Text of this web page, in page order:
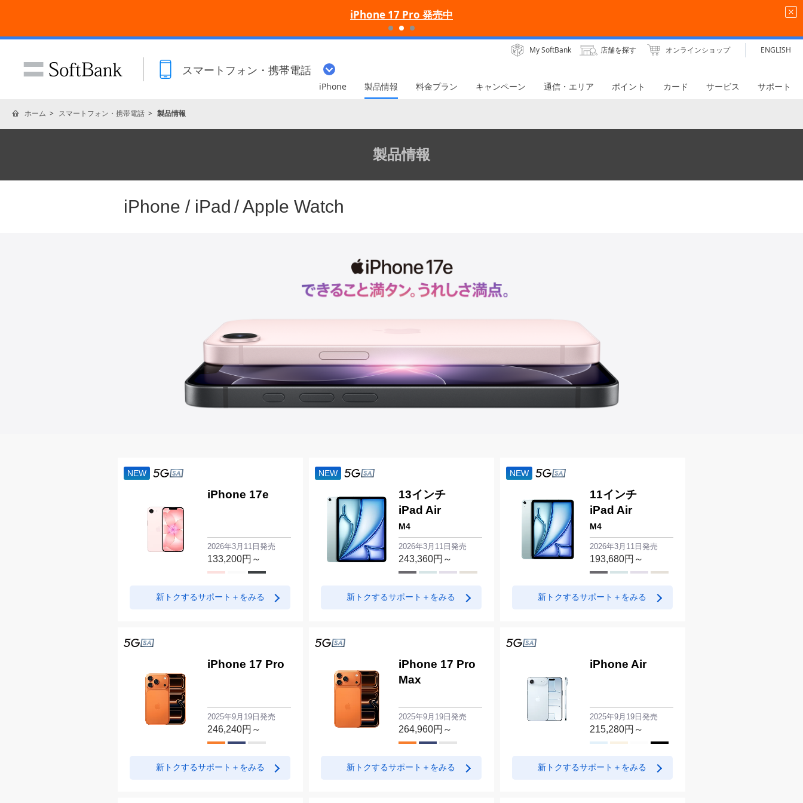
ポイントがっぽり料金プランペイトク2
スマートフォン・携帯電話
My SoftBank 店舗を探す オンラインショップ ENGLISH
iPhone 製品情報 料金プラン キャンペーン 通信・エリア ポイント カード サービス サポート
ホーム スマートフォン・携帯電話 製品情報
製品情報
iPhone / iPad / Apple Watch
NEW
iPhone 17e
2026年3月11日発売
133,200円～
新トクするサポート＋をみる
NEW
13インチ
iPad Air
M4
2026年3月11日発売
243,360円～
新トクするサポート＋をみる
NEW
11インチ
iPad Air
M4
2026年3月11日発売
193,680円～
新トクするサポート＋をみる
iPhone 17 Pro
2025年9月19日発売
246,240円～
新トクするサポート＋をみる
iPhone 17 Pro
Max
2025年9月19日発売
264,960円～
新トクするサポート＋をみる
iPhone Air
2025年9月19日発売
215,280円～
新トクするサポート＋をみる